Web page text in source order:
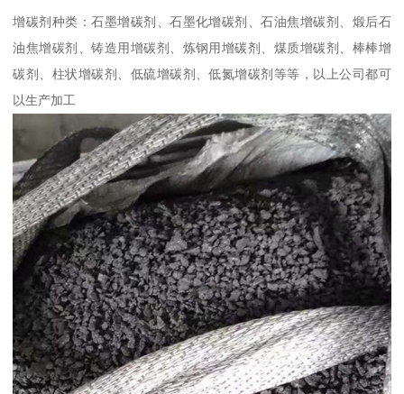
增碳剂种类：石墨增碳剂、石墨化增碳剂、石油焦增碳剂、煅后石
油焦增碳剂、铸造用增碳剂、炼钢用增碳剂、煤质增碳剂、棒棒增
碳剂、柱状增碳剂、低硫增碳剂、低氮增碳剂等等，以上公司都可
以生产加工